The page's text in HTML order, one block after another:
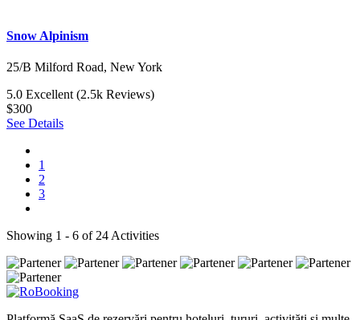
Snow Alpinism
25/B Milford Road, New York
5.0 Excellent (2.5k Reviews)
$300
See Details
1
2
3
Showing 1 - 6 of 24 Activities